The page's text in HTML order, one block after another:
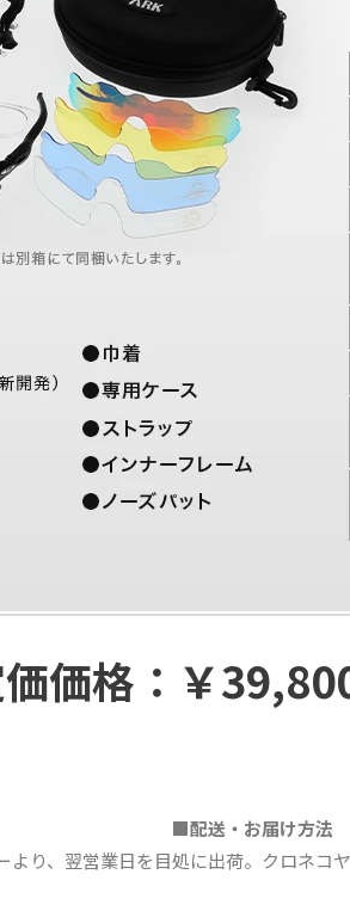
価格：￥
■配送・お届け方法
より、翌営業日を目処に出荷。クロネコ